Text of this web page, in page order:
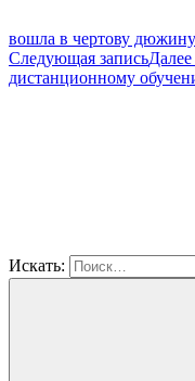
вошла в чертову
Следующая записьДалее
дистанционному
Искать: